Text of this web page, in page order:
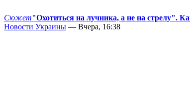
Сюжет"Охотиться на лучника, а не на стрелу".
Новости Украины — Вчера, 16:38